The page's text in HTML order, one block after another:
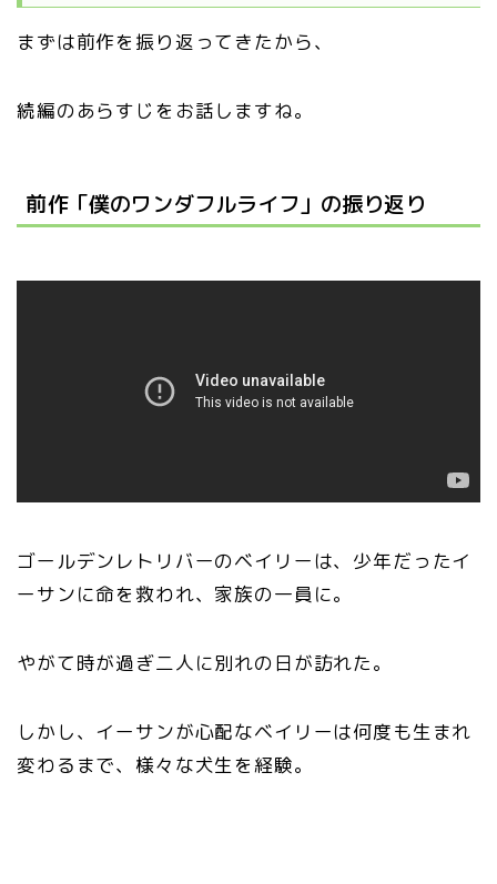
まずは前作を振り返ってきたから、
続編のあらすじをお話しますね。
前作「僕のワンダフルライフ」の振り返り
ゴールデンレトリバーのベイリーは、少年だったイ
ーサンに命を救われ、家族の一員に。
やがて時が過ぎ二人に別れの日が訪れた。
しかし、イーサンが心配なベイリーは何度も生まれ
変わるまで、様々な犬生を経験。